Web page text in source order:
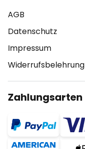
AGB
Datenschutz
Impressum
Widerrufsbelehrung
Zahlungsarten